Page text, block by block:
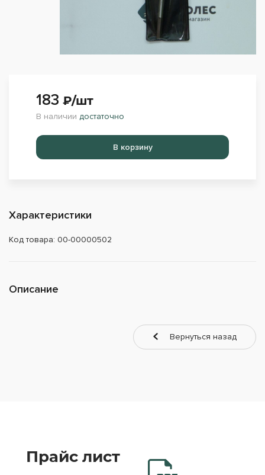
Характеристики
Код товара: 00-00000502
Описание
183 ₽/шт
В наличии достаточно
Перейти в корзину
Вернуться назад
Прайс лист